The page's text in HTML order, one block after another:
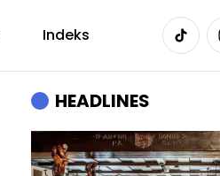
Indeks
HEADLINES